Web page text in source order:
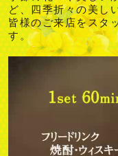
ど、四季折々の美し
皆様のご来店をスタ
す。